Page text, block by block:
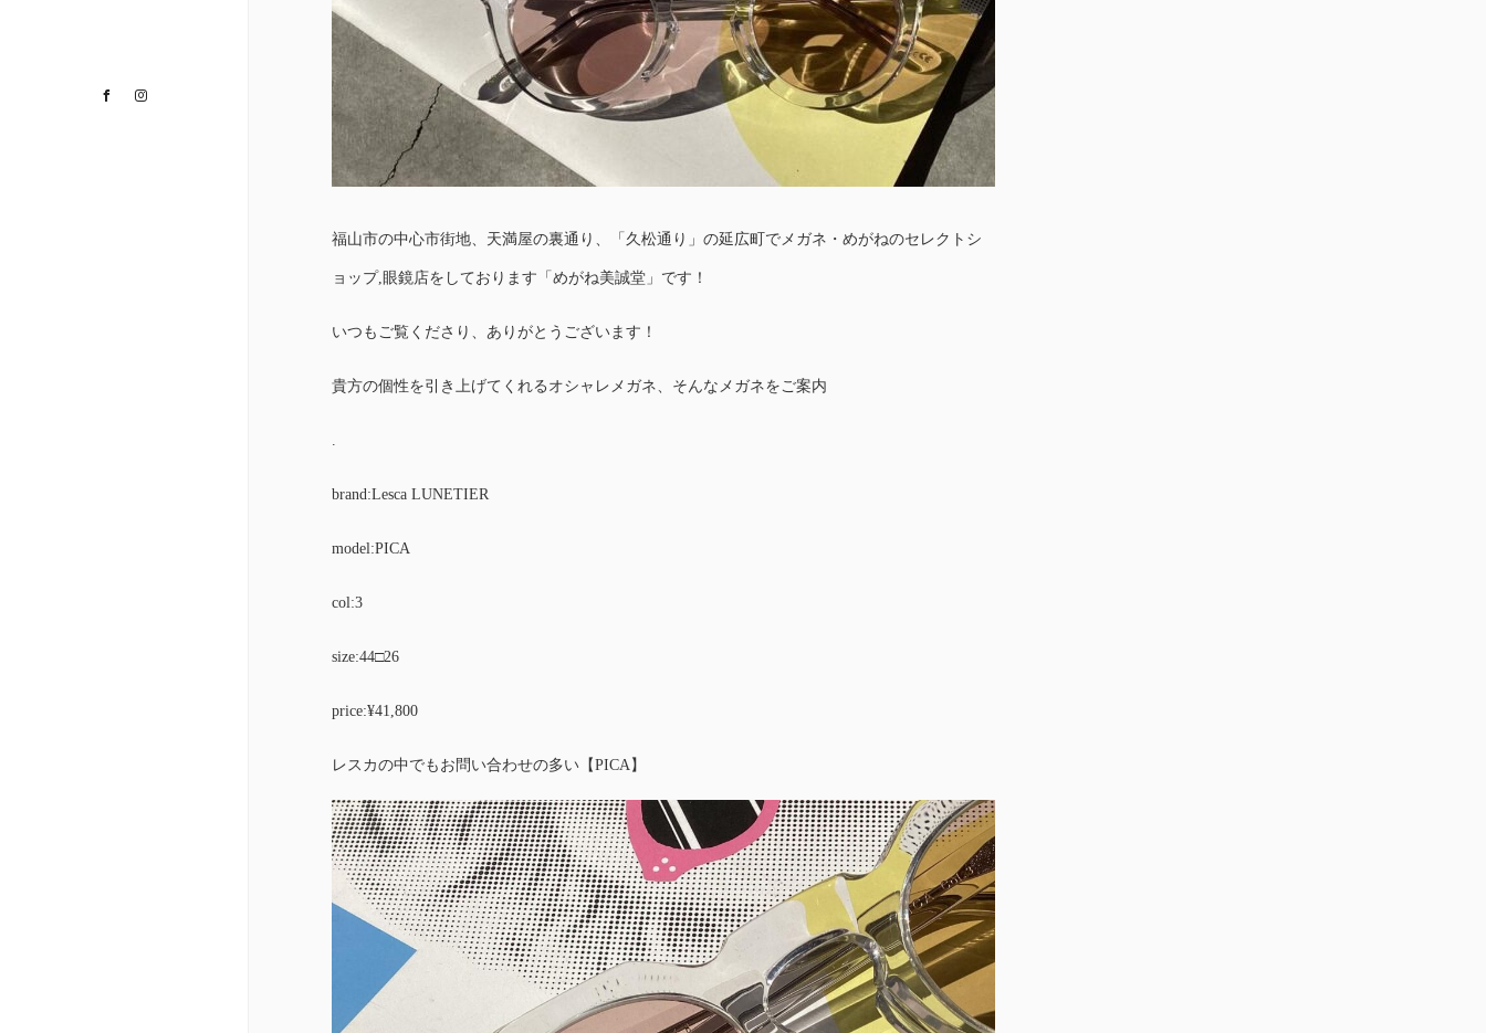
Facebook
福山市の中心市街地、天満屋の裏通り、「久松通り」の延広町でメガネ・めがねのセレクトシ
ョップ,眼鏡店をしております「めがね美誠堂」です！
いつもご覧くださり、ありがとうございます！
貴方の個性を引き上げてくれるオシャレメガネ、そんなメガネをご案内
.
brand:Lesca LUNETIER
model:PICA
col:3
size:44□26
price:¥41,800
レスカの中でもお問い合わせの多い【PICA】